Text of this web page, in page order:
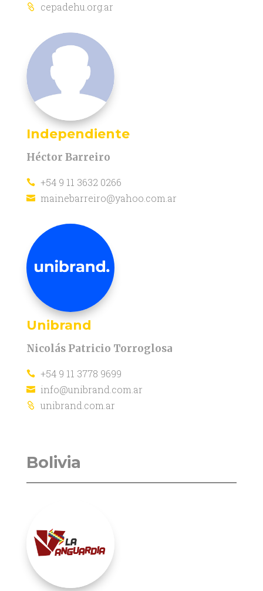
 cepadehu.org.ar
Independiente
Héctor Barreiro
 +54 9 11 3632 0266
 mainebarreiro@yahoo.com.ar
Unibrand
Nicolás Patricio Torroglosa
 +54 9 11 3778 9699
 info@unibrand.com.ar
 unibrand.com.ar
Bolivia